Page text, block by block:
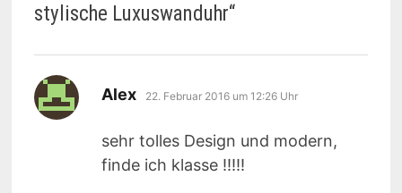
stylische Luxuswanduhr“
Alex sagt:
22. Februar 2016 um 12:26 Uhr
sehr tolles Design und modern,
finde ich klasse !!!!!